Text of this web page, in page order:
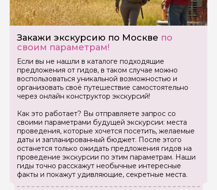
Закажи экскурсию по Москве по
своим параметрам!
Если вы не нашли в каталоге подходящие
предложения от гидов, в таком случае можно
воспользоваться уникальной возможностью и
организовать своё путешествие самостоятельно
через онлайн конструктор экскурсий!
Как это работает? Вы отправляете запрос со
своими параметрами будущей экскурсии: места
проведения, которые хочется посетить, желаемые
даты и запланированный бюджет. После этого
останется только ожидать предложения гидов на
проведение экскурсии по этим параметрам. Наши
гиды точно расскажут необычные интересные
факты и покажут удивляющие, секретные места.